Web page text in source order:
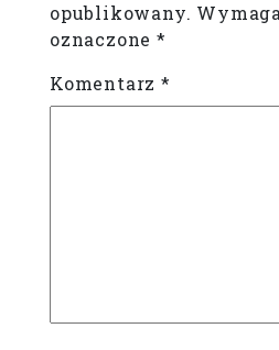
opublikowany.
oznaczone*
Komentarz*